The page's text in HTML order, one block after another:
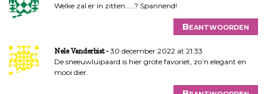
Welke zal er in zitten……? Spannend!
Beantwoorden
Nele Vanderbist
30 december 2022 at 21:33
De sneeuwluipaard is hier grote favoriet, zo’n elegant en
mooi dier.